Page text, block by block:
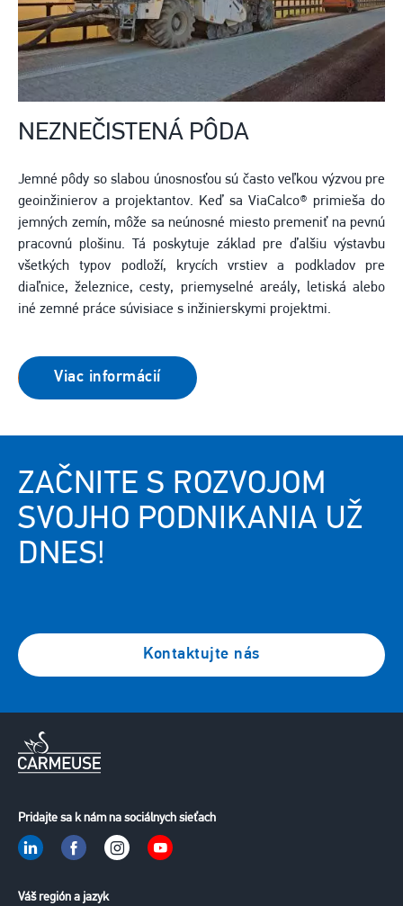
NEZNEČISTENÁ PÔDA
Jemné pôdy so slabou únosnosťou sú často veľkou výzvou pre
geoinžinierov a projektantov. Keď sa ViaCalco® primieša do
jemných zemín, môže sa neúnosné miesto premeniť na pevnú
pracovnú plošinu. Tá poskytuje základ pre ďalšiu výstavbu
všetkých typov podloží, krycích vrstiev a podkladov pre
diaľnice, železnice, cesty, priemyselné areály, letiská alebo
iné zemné práce súvisiace s inžinierskymi projektmi.
Viac informácií
ZAČNITE S ROZVOJOM
SVOJHO PODNIKANIA UŽ
DNES!
Kontaktujte nás
Pridajte sa k nám na sociálnych sieťach
Váš región a jazyk